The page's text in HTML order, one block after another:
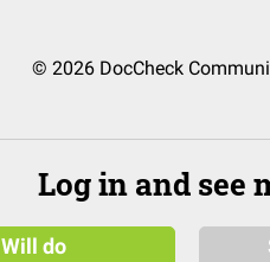
© 2026 DocCheck
Log in and see
Will do